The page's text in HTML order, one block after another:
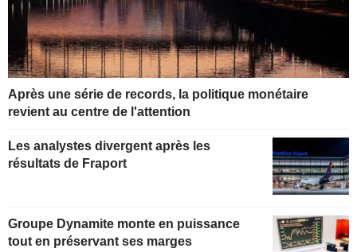
Après une série de records, la politique monétaire
revient au centre de l'attention
Les analystes divergent après les
résultats de Fraport
Groupe Dynamite monte en puissance
tout en préservant ses marges